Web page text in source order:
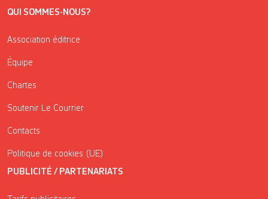
QUI SOMMES-NOUS?
Association éditrice
Équipe
Chartes
Soutenir Le Courrier
Contacts
Politique de cookies (UE)
PUBLICITÉ / PARTENARIATS